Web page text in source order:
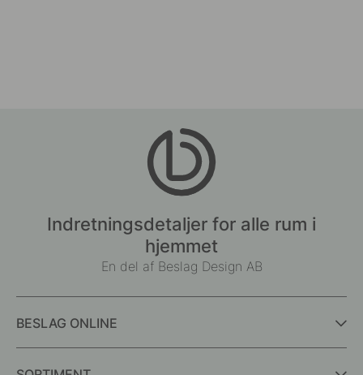
Indretningsdetaljer for alle rum i
hjemmet
En del af Beslag Design AB
BESLAG ONLINE